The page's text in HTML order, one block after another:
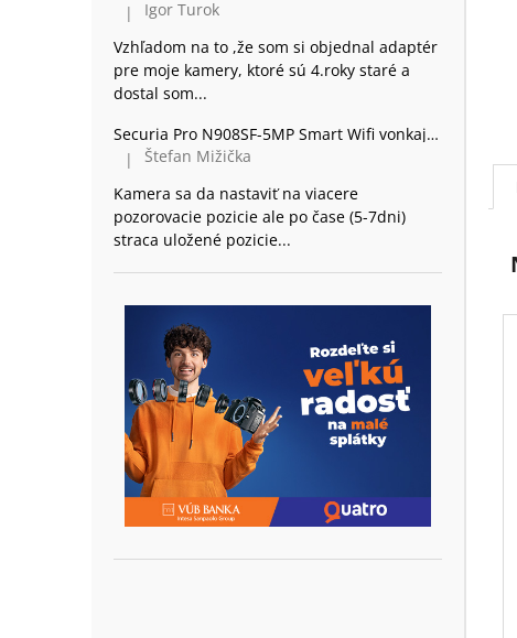
Hodnotenie produktu je 5 z 5 hviezdičiek.
|
Igor Turok
Vzhľadom na to ,že som si objednal adaptér
pre moje kamery, ktoré sú 4.roky staré a
dostal som...
Securia Pro N908SF-5MP Smart Wifi vonkajšia 360 Kamera Dome, plast
Hodnotenie produktu je 2 z 5 hviezdičiek.
|
Štefan Mižička
Kamera sa da nastaviť na viacere
pozorovacie pozicie ale po čase (5-7dni)
straca uložené pozicie...